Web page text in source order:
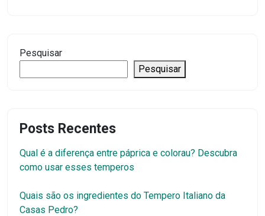
Pesquisar
Pesquisar
Posts Recentes
Qual é a diferença entre páprica e colorau? Descubra
como usar esses temperos
Quais são os ingredientes do Tempero Italiano da
Casas Pedro?